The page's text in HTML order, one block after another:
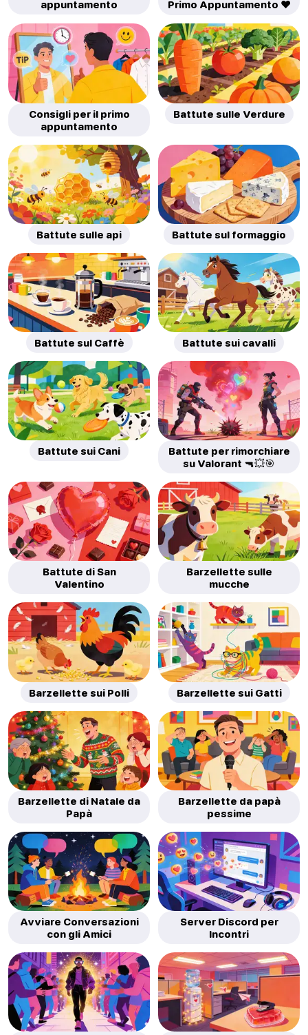
appuntamento Primo Appuntamento ❤️
Consigli per il primo
appuntamento
Battute sulle Verdure
Battute sulle api Battute sul formaggio
Battute sul Caffè Battute sui cavalli
Battute sui Cani
Battute per rimorchiare
su Valorant 🔫💥🎯
Battute di San
Valentino
Barzellette sulle
mucche
Barzellette sui Polli Barzellette sui Gatti
Barzellette di Natale da
Papà
Barzellette da papà
pessime
Avviare Conversazioni
con gli Amici
Server Discord per
Incontri